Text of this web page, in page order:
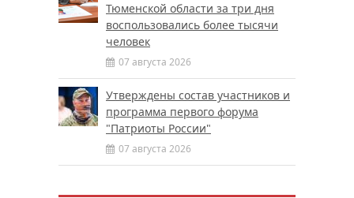
Тюменской области за три дня
воспользовались более тысячи
человек
07 августа 2026
Утверждены состав участников и
программа первого форума
"Патриоты России"
07 августа 2026